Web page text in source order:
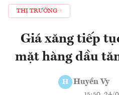
THỊ TRƯỜNG
Giá xăng tiếp
mặt hàng dầu
H Huyền Vy